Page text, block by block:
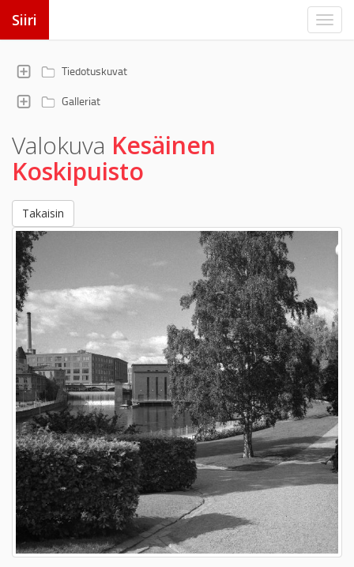
Siiri
Tiedotuskuvat
Galleriat
Valokuva Kesäinen
Koskipuisto
Takaisin